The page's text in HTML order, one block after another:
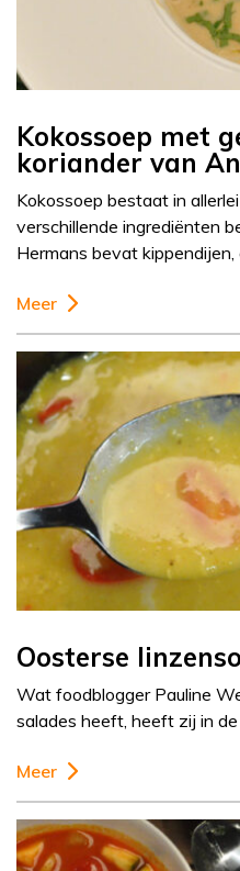
Kokossoep met
koriander van
Kokossoep bestaat in
verschillende ingrediënten
Hermans bevat
Meer
Oosterse
Wat foodblogger Pauline
salades heeft, heeft zij in
Meer